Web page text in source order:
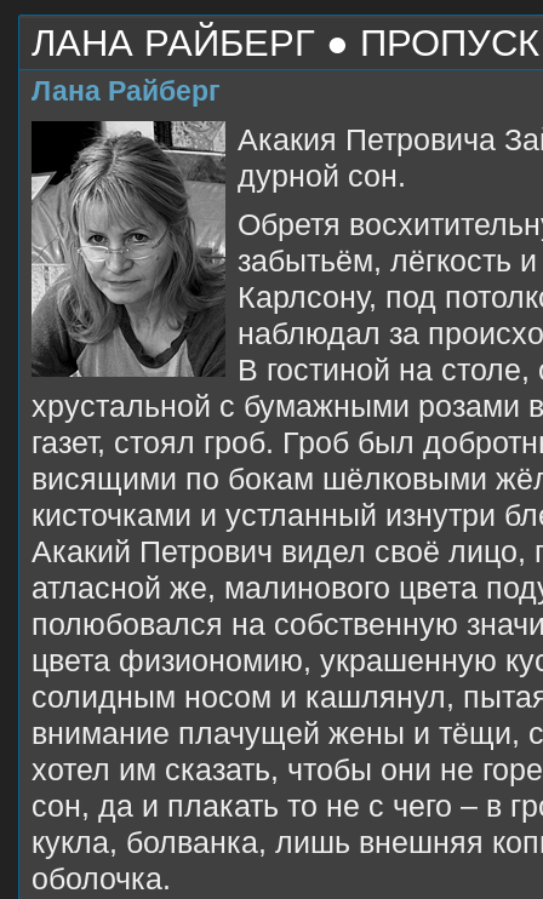
ЛАНА РАЙБЕРГ ●
Лана Райберг
Акакия Петровича
дурной сон.
Обретя
забытьём, лёгкость
Карлсону, под
наблюдал за
В гостиной на
хрустальной с бумажными розами
газет, стоял гроб. Гроб был
висящими по бокам шёлковыми
кисточками и устланный изнутри
Акакий Петрович видел своё лицо,
атласной же, малинового цвета
полюбовался на собственную
цвета физиономию, украшенную
солидным носом и кашлянул,
внимание плачущей жены и тёщи,
хотел им сказать, чтобы они не
сон, да и плакать то не с чего – в
кукла, болванка, лишь внешняя
оболочка.